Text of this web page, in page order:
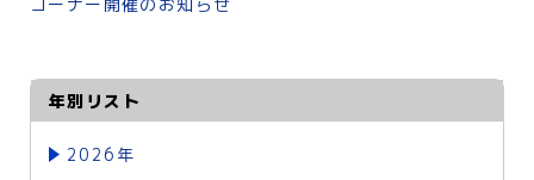
年別リスト
2026年